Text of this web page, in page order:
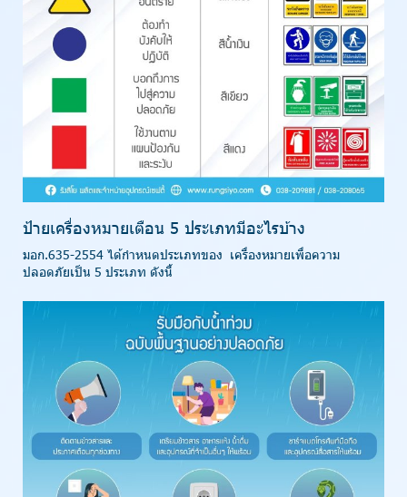
ป้ายเครื่องหมายเตือน 5 ประเภทมีอะไรบ้าง
มอก.635-2554 ได้กำหนดประเภทของ เครื่องหมายเพื่อความ
ปลอดภัยเป็น 5 ประเภท ดังนี้